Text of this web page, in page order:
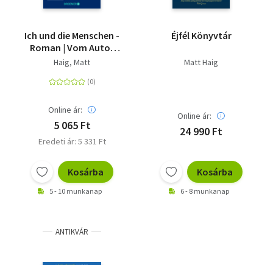
Ich und die Menschen -
Roman | Vom Autor
des Bestsellers und
Mitternachtsbibliothek"
Haig, Matt
Online ár:
5 065 Ft
Eredeti ár: 5 331 Ft
Kosárba
5 - 10 munkanap
Éjfél Könyvtár
Matt Haig
Online ár:
24 990 Ft
Kosárba
6 - 8 munkanap
ANTIKVÁR